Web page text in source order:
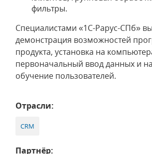
фильтры.
Специалистами «1С-Рарус-СПб»
демонстрация возможностей
продукта, установка на
первоначальный ввод данных и
обучение пользователей.
Отрасли:
CRM
Партнёр: